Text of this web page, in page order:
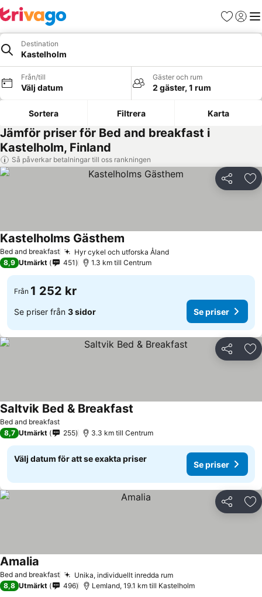
Favoriter
Logga
Destination
Kastelholm
Från/till
Välj datum
Gäster och rum
2 gäster, 1 rum
Sortera Filtrera Karta
Jämför priser för Bed and breakfast i
Kastelholm, Finland
Så påverkar betalningar till oss rankningen
Dela
Bed and breakfast Hyr cykel och utforska ÅlandSe priser
Kastelholms Gästhem Se priser
8,9 Utmärkt 451 1.3 km till Centrum
Från 1 252 kr
Se priser från 3 sidor Se priser
Dela
Bed and breakfast
Saltvik Bed & Breakfast
8,7 Utmärkt 255 3.3 km till Centrum
Välj datum för att se exakta priser
Se priser
Dela
Bed and breakfast Unika, individuellt inredda rumSe priser
Amalia
8,8 Utmärkt 496 Lemland, 19.1 km till Kastelholm